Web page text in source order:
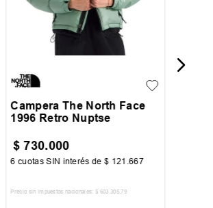
Campera The North Face
1996 Retro Nuptse
$ 730.000
6 cuotas SIN interés de$ 121 .667
Precio sin impuestos nacionales: $ 603 .305,79